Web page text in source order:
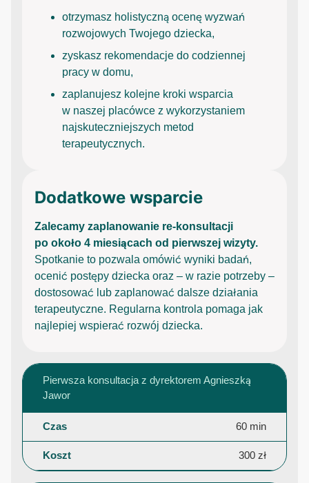
otrzymasz holistyczną ocenę wyzwań
rozwojowych Twojego dziecka,
zyskasz rekomendacje do codziennej
pracy w domu,
zaplanujesz kolejne kroki wsparcia
w naszej placówce z wykorzystaniem
najskuteczniejszych metod
terapeutycznych.
Dodatkowe wsparcie
Zalecamy zaplanowanie re-konsultacji
po około 4 miesiącach od pierwszej wizyty.
Spotkanie to pozwala omówić wyniki badań,
ocenić postępy dziecka oraz – w razie potrzeby –
dostosować lub zaplanować dalsze działania
terapeutyczne. Regularna kontrola pomaga jak
najlepiej wspierać rozwój dziecka.
Pierwsza konsultacja z dyrektorem Agnieszką
Jawor
60 min
300 zł